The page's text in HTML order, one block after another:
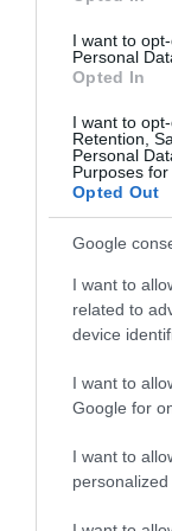
I want to
Personal
Opted In
I want to
Retention,
Personal
Purposes for
Opted Out
Google
I want to
related to
device
I want to
Google for
I want to
personalized
Drăgășani,
pinot noir. Cea
este
fiind Genius
de Novac și
parcelă
în amestec. Cu
vinuri roşii şi
pentru vizite
Tot în zonă se
într-o casă de
puteţi rezerva
degustări de
ar putea fi
României.